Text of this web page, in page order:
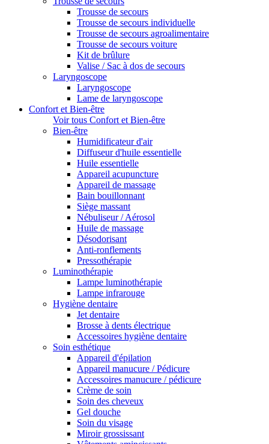
Trousse de secours
Trousse de secours individuelle
Trousse de secours agroalimentaire
Trousse de secours voiture
Kit de brûlure
Valise / Sac à dos de secours
Laryngoscope
Laryngoscope
Lame de laryngoscope
Confort et Bien-être
Voir tous Confort et Bien-être
Bien-être
Humidificateur d'air
Diffuseur d'huile essentielle
Huile essentielle
Appareil acupuncture
Appareil de massage
Bain bouillonnant
Siège massant
Nébuliseur / Aérosol
Huile de massage
Désodorisant
Anti-ronflements
Pressothérapie
Luminothérapie
Lampe luminothérapie
Lampe infrarouge
Hygiène dentaire
Jet dentaire
Brosse à dents électrique
Accessoires hygiène dentaire
Soin esthétique
Appareil d'épilation
Appareil manucure / Pédicure
Accessoires manucure / pédicure
Crème de soin
Soin des cheveux
Gel douche
Soin du visage
Miroir grossissant